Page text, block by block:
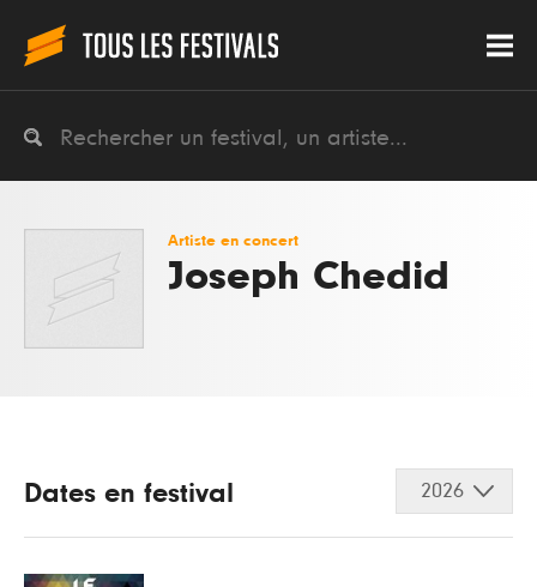
Artiste en concert
Joseph Chedid
Dates en festival 2026